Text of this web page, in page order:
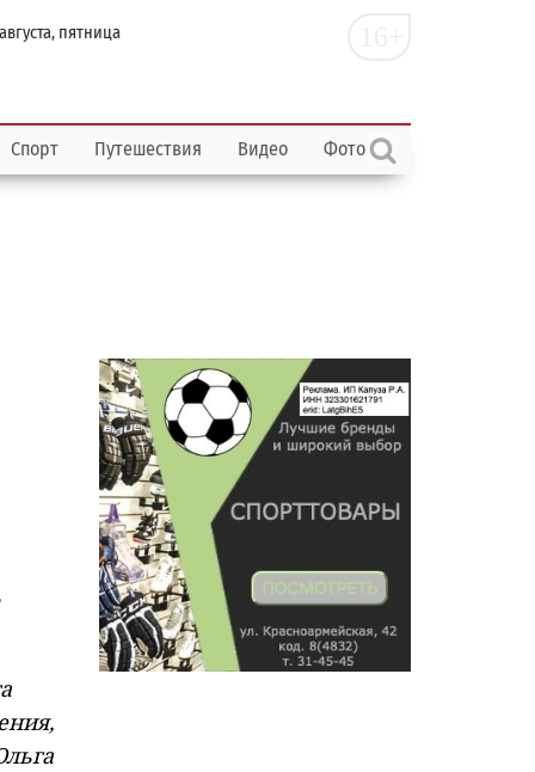
пятница
Спорт Путешествия Видео Фото